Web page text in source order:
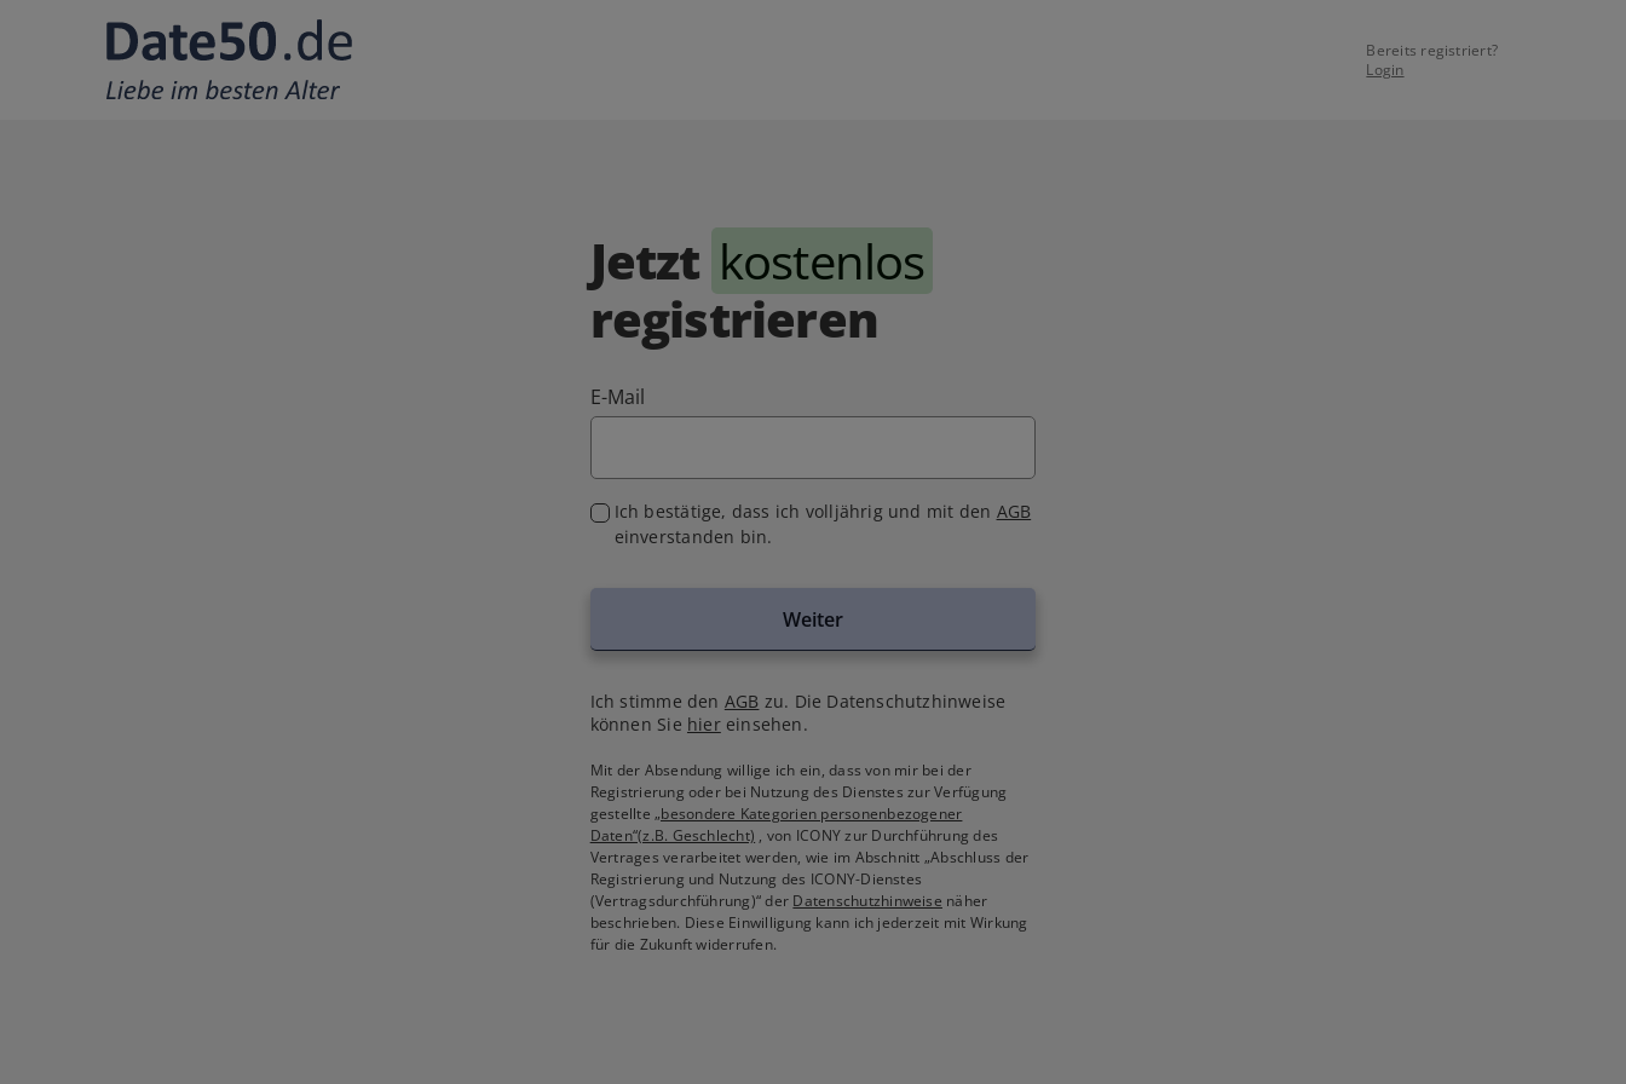
Bereits registriert?
Login
Jetzt kostenlos
registrieren
E-Mail
Ich bestätige, dass ich volljährig und mit den AGB
einverstanden bin.
Weiter
Ich stimme den AGB zu. Die Datenschutzhinweise
können Sie hiereinsehen.
Mit der Absendung willige ich ein, dass von mir bei der
Registrierung oder bei Nutzung des Dienstes zur Verfügung
gestellte„besondere Kategorien personenbezogener
Daten“(z.B. Geschlecht) , von ICONY zur Durchführung des
Vertrages verarbeitet werden, wie im Abschnitt „Abschluss der
Registrierung und Nutzung des ICONY-Dienstes
(Vertragsdurchführung)“ der Datenschutzhinweise näher
beschrieben. Diese Einwilligung kann ich jederzeit mit Wirkung
für die Zukunft widerrufen.